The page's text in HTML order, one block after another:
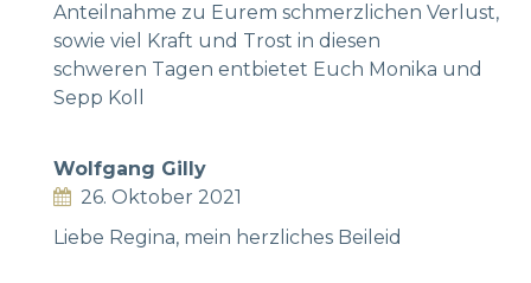
Anteilnahme zu Eurem schmerzlichen Verlust,
sowie viel Kraft und Trost in diesen
schweren Tagen entbietet Euch Monika und
Sepp Koll
Wolfgang Gilly
26. Oktober 2021
Liebe Regina, mein herzliches Beileid